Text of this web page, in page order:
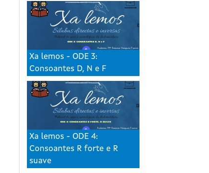
Xa lemos - ODE 3:
Consoantes D, N e F
Xa lemos - ODE 4:
Consoantes R forte e R
suave